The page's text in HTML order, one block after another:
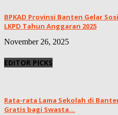
BPKAD Provinsi Banten Gelar
LKPD Tahun Anggaran 2025
November 26, 2025
EDITOR PICKS
Rata-rata Lama Sekolah di
Gratis bagi Swasta...